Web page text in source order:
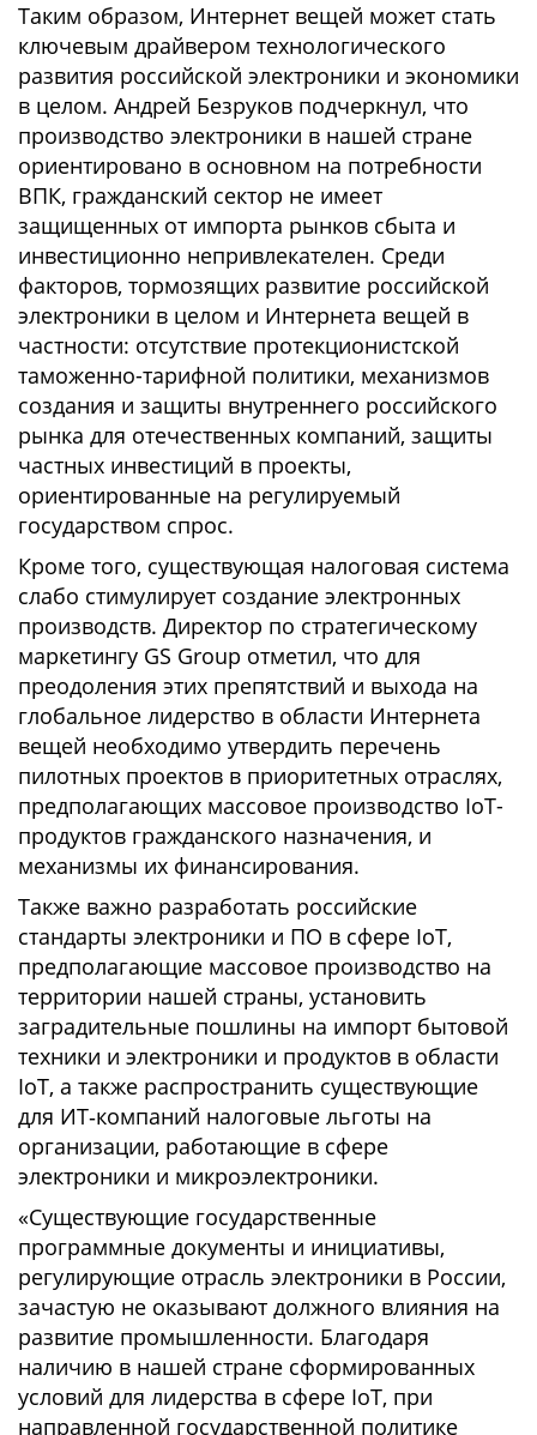
Таким образом, Интернет вещей может стать
ключевым драйвером технологического
развития российской электроники и экономики
в целом. Андрей Безруков подчеркнул, что
производство электроники в нашей стране
ориентировано в основном на потребности
ВПК, гражданский сектор не имеет
защищенных от импорта рынков сбыта и
инвестиционно непривлекателен. Среди
факторов, тормозящих развитие российской
электроники в целом и Интернета вещей в
частности: отсутствие протекционистской
таможенно-тарифной политики, механизмов
создания и защиты внутреннего российского
рынка для отечественных компаний, защиты
частных инвестиций в проекты,
ориентированные на регулируемый
государством спрос.
Кроме того, существующая налоговая система
слабо стимулирует создание электронных
производств. Директор по стратегическому
маркетингу GS Group отметил, что для
преодоления этих препятствий и выхода на
глобальное лидерство в области Интернета
вещей необходимо утвердить перечень
пилотных проектов в приоритетных отраслях,
предполагающих массовое производство IoT-
продуктов гражданского назначения, и
механизмы их финансирования.
Также важно разработать российские
стандарты электроники и ПО в сфере IoT,
предполагающие массовое производство на
территории нашей страны, установить
заградительные пошлины на импорт бытовой
техники и электроники и продуктов в области
IoT, а также распространить существующие
для ИТ‑компаний налоговые льготы на
организации, работающие в сфере
электроники и микроэлектроники.
«Существующие государственные
программные документы и инициативы,
регулирующие отрасль электроники в России,
зачастую не оказывают должного влияния на
развитие промышленности. Благодаря
наличию в нашей стране сформированных
условий для лидерства в сфере IoT, при
направленной государственной политике